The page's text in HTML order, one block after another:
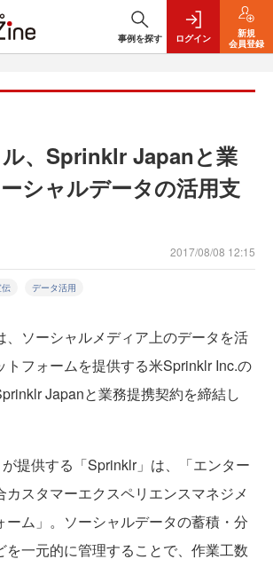
事例を探す ログイン
新規
会員登録
、Sprinklr Japanと業
シャルデータの活用支
2017/08/08 12:15
伝 データ活用
ソーシャルメディア上のデータを活
トフォームを提供する米Sprinklr Inc.の
Japanと業務提携契約を締結し
提供する「Sprinklr」は、「エンター
カスタマーエクスペリエンスマネジメ
ーム」。ソーシャルデータの蓄積・分
を一元的に管理することで、作業工数